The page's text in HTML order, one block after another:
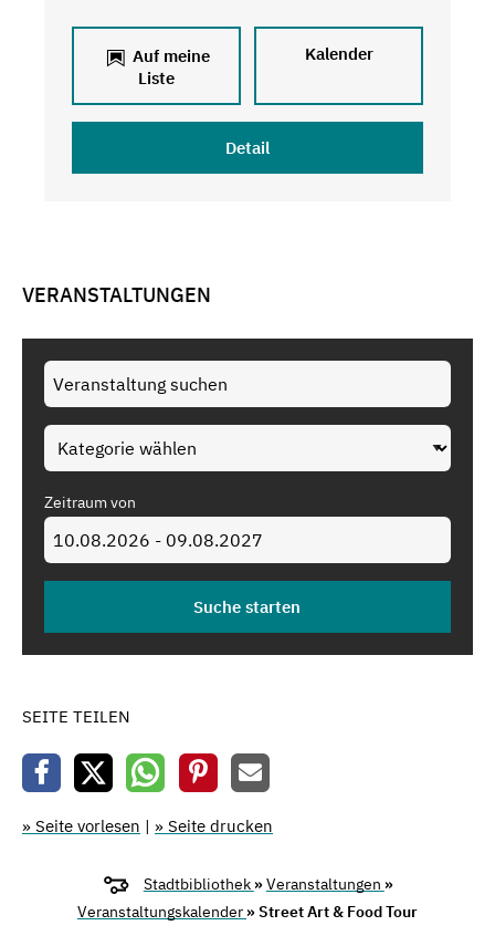
Auf meine
Liste
Kalender
Detail
VERANSTALTUNGEN
Zeitraum von
SEITE TEILEN
» Seite vorlesen | » Seite drucken
Stadtbibliothek »Veranstaltungen »
Veranstaltungskalender » Street Art & Food Tour